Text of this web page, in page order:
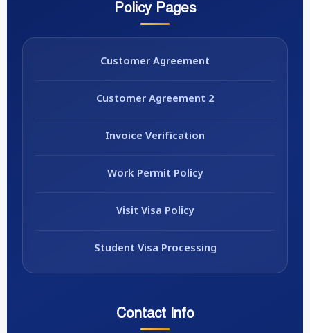
Policy Pages
Customer Agreement
Customer Agreement 2
Invoice Verification
Work Permit Policy
Visit Visa Policy
Student Visa Processing
Contact Info